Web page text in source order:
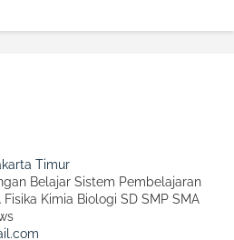
Belajar Sistem Pembelajaran
Kimia Biologi SD SMP SMA